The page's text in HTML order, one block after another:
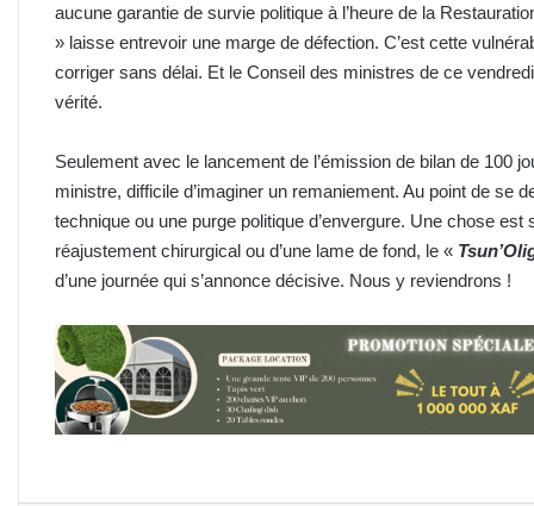
aucune garantie de survie politique à l’heure de la
» laisse entrevoir une marge de défection. C’est cette
corriger sans délai. Et le Conseil des ministres de ce
vérité.
Seulement avec le lancement de l’émission de bilan de 100
ministre, difficile d’imaginer un remaniement. Au point de se
technique ou une purge politique d’envergure. Une chose est
réajustement chirurgical ou d’une lame de fond, le «
d’une journée qui s’annonce décisive. Nous y reviendrons !